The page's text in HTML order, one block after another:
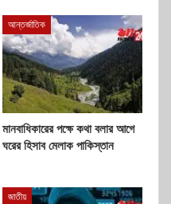
আন্তর্জাতিক
মানবাধিকারের পক্ষে কথা বলার আগে
ঘরের হিসাব মেলাক পাকিস্তান
জাতীয়